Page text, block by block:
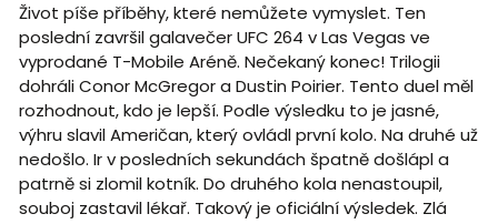
Život píše příběhy, které nemůžete vymyslet. Ten
poslední završil galavečer UFC 264 v Las Vegas ve
vyprodané T-Mobile Aréně. Nečekaný konec! Trilogii
dohráli Conor McGregor a Dustin Poirier. Tento duel měl
rozhodnout, kdo je lepší. Podle výsledku to je jasné,
výhru slavil Američan, který ovládl první kolo. Na druhé už
nedošlo. Ir v posledních sekundách špatně došlápl a
patrně si zlomil kotník. Do druhého kola nenastoupil,
souboj zastavil lékař. Takový je oficiální výsledek. Zlá